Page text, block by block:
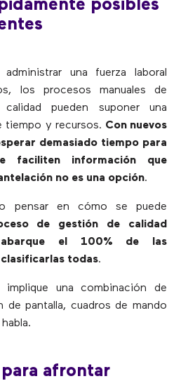
posibles
una fuerza laboral
los procesos manuales de
pueden suponer una
tiempo y recursos. Con nuevos
demasiado tiempo para
faciliten información que
no es una opción.
pensar en cómo se puede
de gestión de calidad
abarque el 100% de las
todas.
una combinación de
de pantalla, cuadros de mando
afrontar